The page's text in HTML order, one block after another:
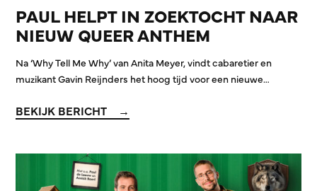
PAUL HELPT IN ZOEKTOCHT NAAR
NIEUW QUEER ANTHEM
Na ‘Why Tell Me Why’ van Anita Meyer, vindt cabaretier en
muzikant Gavin Reijnders het hoog tijd voor een nieuwe…
BEKIJK BERICHT